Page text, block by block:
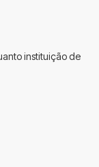
instituição de